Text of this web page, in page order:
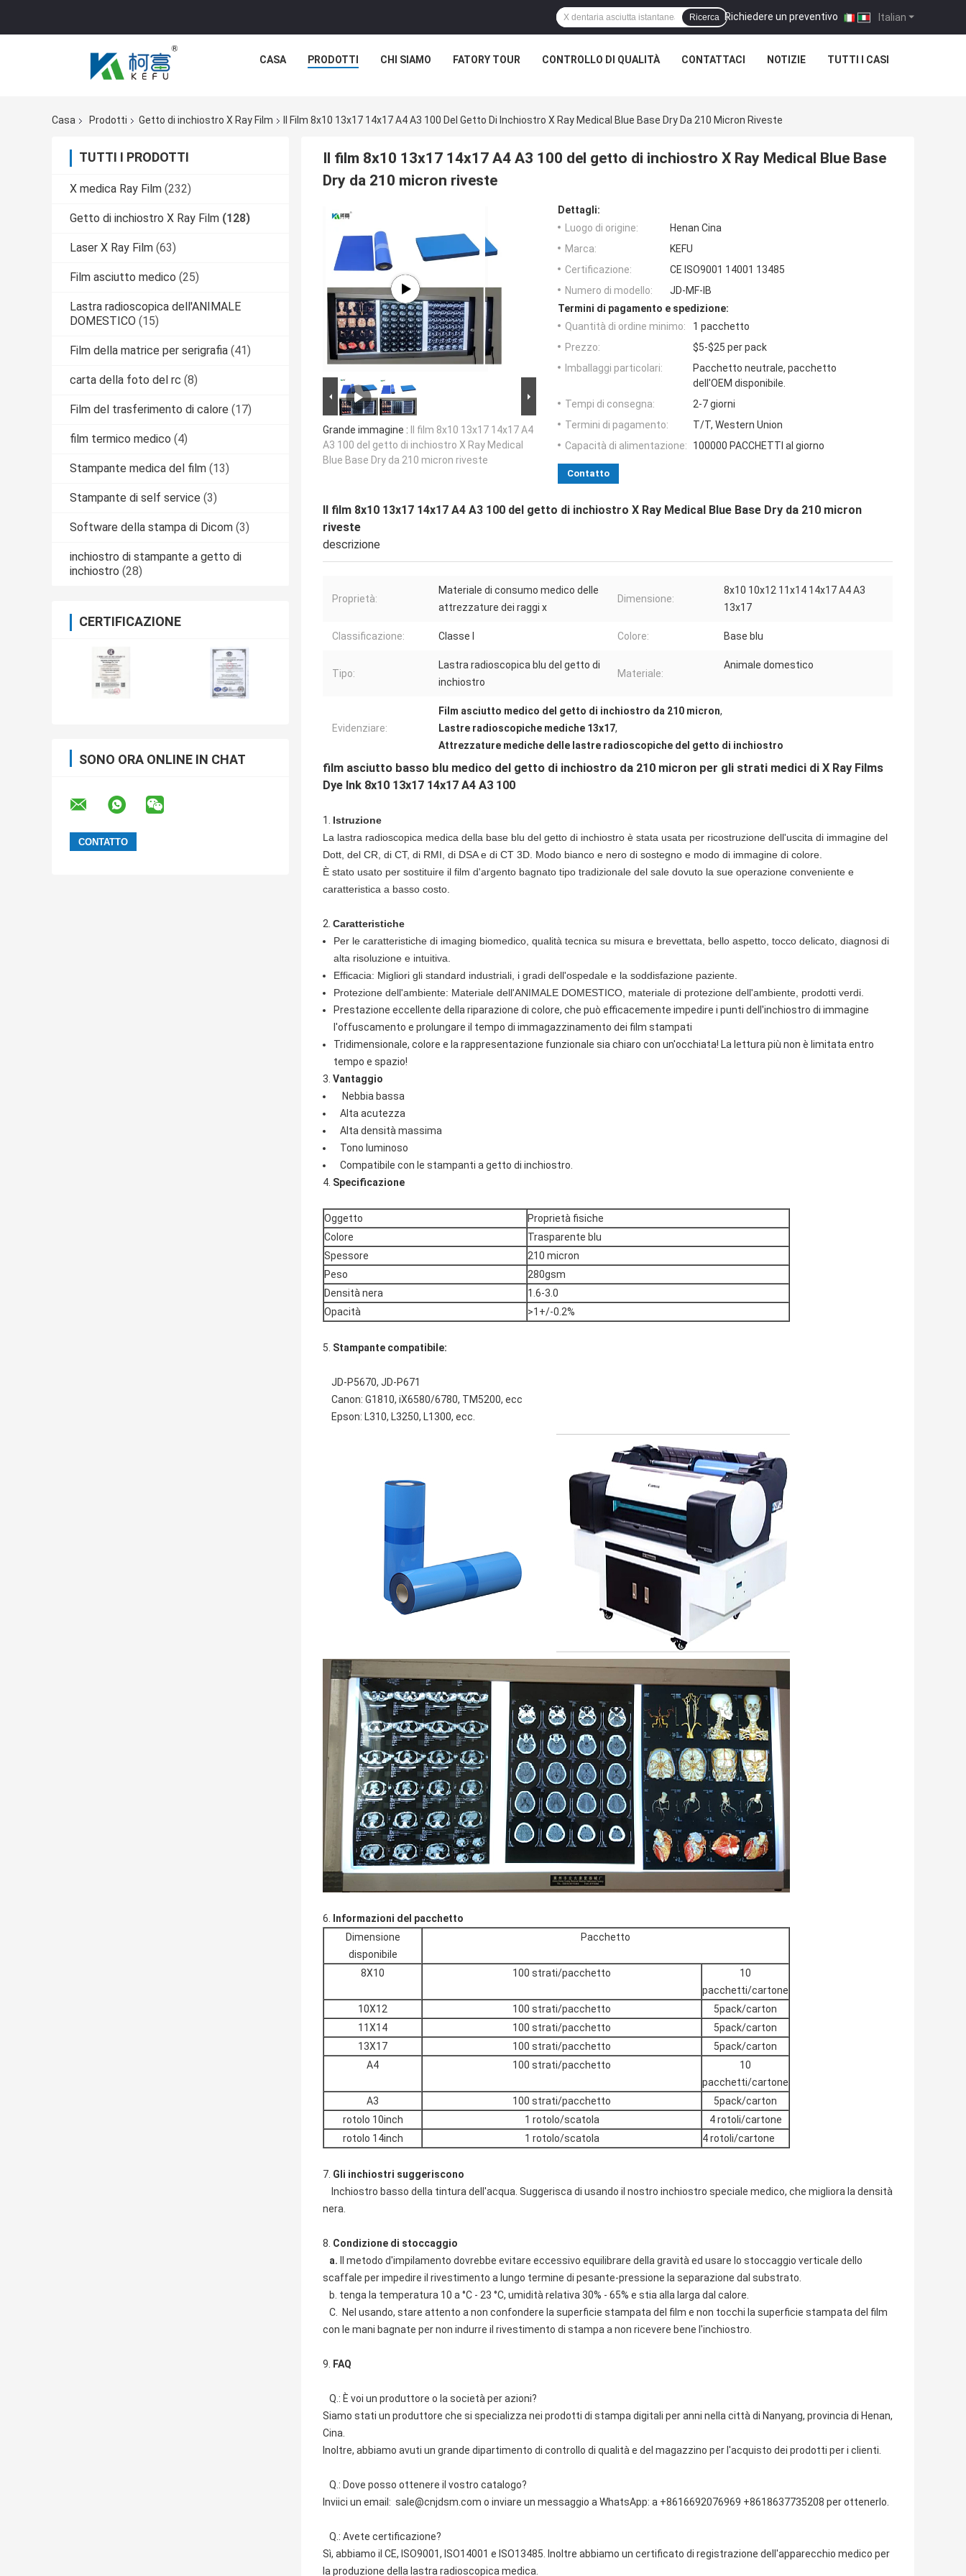
Italian
Richiedere un preventivo |
Ricerca
CASA PRODOTTI CHI SIAMO FATORY TOUR CONTROLLO DI QUALITÀ CONTATTACI NOTIZIE TUTTI I CASI
Casa Prodotti Getto di inchiostro X Ray Film Il Film 8x10 13x17 14x17 A4 A3 100 Del Getto Di Inchiostro X Ray Medical Blue Base Dry Da 210 Micron Riveste
TUTTI I PRODOTTI
X medica Ray Film (232)
Getto di inchiostro X Ray Film (128)
Laser X Ray Film (63)
Film asciutto medico (25)
Lastra radioscopica dell'ANIMALE
DOMESTICO (15)
Film della matrice per serigrafia (41)
carta della foto del rc (8)
Film del trasferimento di calore (17)
film termico medico (4)
Stampante medica del film (13)
Stampante di self service (3)
Software della stampa di Dicom (3)
inchiostro di stampante a getto di
inchiostro (28)
CERTIFICAZIONE
SONO ORA ONLINE IN CHAT
Il film 8x10 13x17 14x17 A4 A3 100 del getto di inchiostro X Ray Medical Blue Base
Dry da 210 micron riveste
Grande immagine :
Il film 8x10 13x17 14x17 A4
A3 100 del getto di inchiostro X Ray Medical
Blue Base Dry da 210 micron riveste
Dettagli:
Luogo di origine:
Henan Cina
Marca:
KEFU
Certificazione:
CE ISO9001 14001 13485
Numero di modello:
JD-MF-IB
Termini di pagamento e spedizione:
Quantità di ordine minimo:
1 pacchetto
Prezzo:
$5-$25 per pack
Imballaggi particolari:
Pacchetto neutrale, pacchetto
dell'OEM disponibile.
Tempi di consegna:
2-7 giorni
Termini di pagamento:
T/T, Western Union
Capacità di alimentazione:
100000 PACCHETTI al giorno
Contatto
Il film 8x10 13x17 14x17 A4 A3 100 del getto di inchiostro X Ray Medical Blue Base Dry da 210 micron
riveste
descrizione
Proprietà:
Materiale di consumo medico delle
attrezzature dei raggi x
Dimensione:
8x10 10x12 11x14 14x17 A4 A3
13x17
Classificazione: Classe I Colore: Base blu
Tipo:
Lastra radioscopica blu del getto di
inchiostro
Materiale:
Animale domestico
Evidenziare:
Film asciutto medico del getto di inchiostro da 210 micron,
Lastre radioscopiche mediche 13x17,
Attrezzature mediche delle lastre radioscopiche del getto di inchiostro
film asciutto basso blu medico del getto di inchiostro da 210 micron per gli strati medici di X Ray Films
Dye Ink 8x10 13x17 14x17 A4 A3 100
1. Istruzione
La lastra radioscopica medica della base blu del getto di inchiostro è stata usata per ricostruzione dell'uscita di immagine del
Dott, del CR, di CT, di RMI, di DSA e di CT 3D. Modo bianco e nero di sostegno e modo di immagine di colore.
È stato usato per sostituire il film d'argento bagnato tipo tradizionale del sale dovuto la sue operazione conveniente e
caratteristica a basso costo.
2. Caratteristiche
Per le caratteristiche di imaging biomedico, qualità tecnica su misura e brevettata, bello aspetto, tocco delicato, diagnosi di
alta risoluzione e intuitiva.
Efficacia: Migliori gli standard industriali, i gradi dell'ospedale e la soddisfazione paziente.
Protezione dell'ambiente: Materiale dell'ANIMALE DOMESTICO, materiale di protezione dell'ambiente, prodotti verdi.
Prestazione eccellente della riparazione di colore, che può efficacemente impedire i punti dell'inchiostro di immagine
l'offuscamento e prolungare il tempo di immagazzinamento dei film stampati
Tridimensionale, colore e la rappresentazione funzionale sia chiaro con un'occhiata! La lettura più non è limitata entro
tempo e spazio!
3. Vantaggio
Nebbia bassa
Alta acutezza
Alta densità massima
Tono luminoso
Compatibile con le stampanti a getto di inchiostro.
4. Specificazione
Oggetto
Proprietà fisiche
Colore
Trasparente blu
Spessore
210 micron
Peso
280gsm
Densità nera
1.6-3.0
Opacità
>1+/-0.2%
5. Stampante compatibile:
JD-P5670, JD-P671
Canon: G1810, iX6580/6780, TM5200, ecc
Epson: L310, L3250, L1300, ecc.
6. Informazioni del pacchetto
Dimensione
disponibile
Pacchetto
8X10 100 strati/pacchetto
10
pacchetti/cartone
10X12
100 strati/pacchetto
5pack/carton
11X14
100 strati/pacchetto
5pack/carton
13X17
100 strati/pacchetto
5pack/carton
A4
100 strati/pacchetto
10
pacchetti/cartone
A3
100 strati/pacchetto
5pack/carton
rotolo 10inch
1 rotolo/scatola
4 rotoli/cartone
rotolo 14inch
1 rotolo/scatola 4 rotoli/cartone
7. Gli inchiostri suggeriscono
Inchiostro basso della tintura dell'acqua. Suggerisca di usando il nostro inchiostro speciale medico, che migliora la densità
nera.
8. Condizione di stoccaggio
a.
Il metodo d'impilamento dovrebbe evitare eccessivo equilibrare della gravità ed usare lo stoccaggio verticale dello
scaffale per impedire il rivestimento a lungo termine di pesante-pressione la separazione dal substrato.
b. tenga la temperatura 10 a °C - 23 °C, umidità relativa 30% - 65% e stia alla larga dal calore.
C. Nel usando, stare attento a non confondere la superficie stampata del film e non tocchi la superficie stampata del film
con le mani bagnate per non indurre il rivestimento di stampa a non ricevere bene l'inchiostro.
9. FAQ
Q.: È voi un produttore o la società per azioni?
Siamo stati un produttore che si specializza nei prodotti di stampa digitali per anni nella città di Nanyang, provincia di Henan,
Cina.
Inoltre, abbiamo avuti un grande dipartimento di controllo di qualità e del magazzino per l'acquisto dei prodotti per i clienti.
Q.: Dove posso ottenere il vostro catalogo?
Inviici un email: sale@cnjdsm.com o inviare un messaggio a WhatsApp: a +8616692076969 +8618637735208 per ottenerlo.
Q.: Avete certificazione?
Sì, abbiamo il CE, ISO9001, ISO14001 e ISO13485. Inoltre abbiamo un certificato di registrazione dell'apparecchio medico per
la produzione della lastra radioscopica medica.